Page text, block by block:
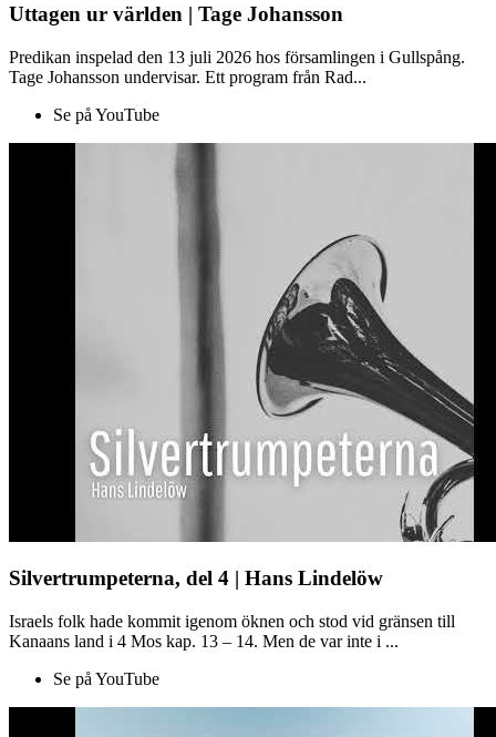
Uttagen ur världen | Tage Johansson
Predikan inspelad den 13 juli 2026 hos församlingen i Gullspång.
Tage Johansson undervisar. Ett program från Rad...
Se på YouTube
Silvertrumpeterna, del 4 | Hans Lindelöw
Israels folk hade kommit igenom öknen och stod vid gränsen till
Kanaans land i 4 Mos kap. 13 – 14. Men de var inte i ...
Se på YouTube